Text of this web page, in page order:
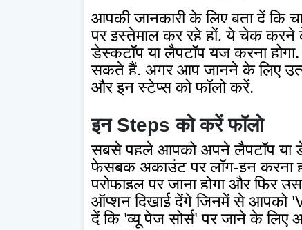
आपकी जानकारी के लिए बता दें
पर इस्तेमाल कर रहे हों, ये चेक
डेस्कटॉप या लैपटॉप यूज करना
सकते हैं. अगर आप जानने के लिए
और इन स्टेप्स को फॉलो करें.
इन Steps को करें फॉलो
सबसे पहले आपको अपने लैपटॉप या
फेसबुक अकाउंट पर लॉग-इन करना
प्रोफाइल पर जाना होगा और फिर
ऑप्शन दिखाई देंगे जिनमें से आपको
दें कि 'व्यू पेज सोर्स' पर जाने के